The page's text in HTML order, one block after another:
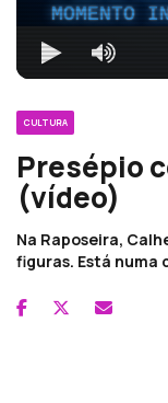
MOMENTO
CULTURA
Presépio
(vídeo)
Na Raposeira,
figuras. Está numa